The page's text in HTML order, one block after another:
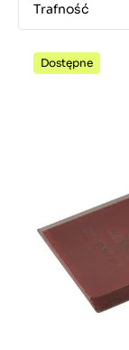
Trafność
Dostępne